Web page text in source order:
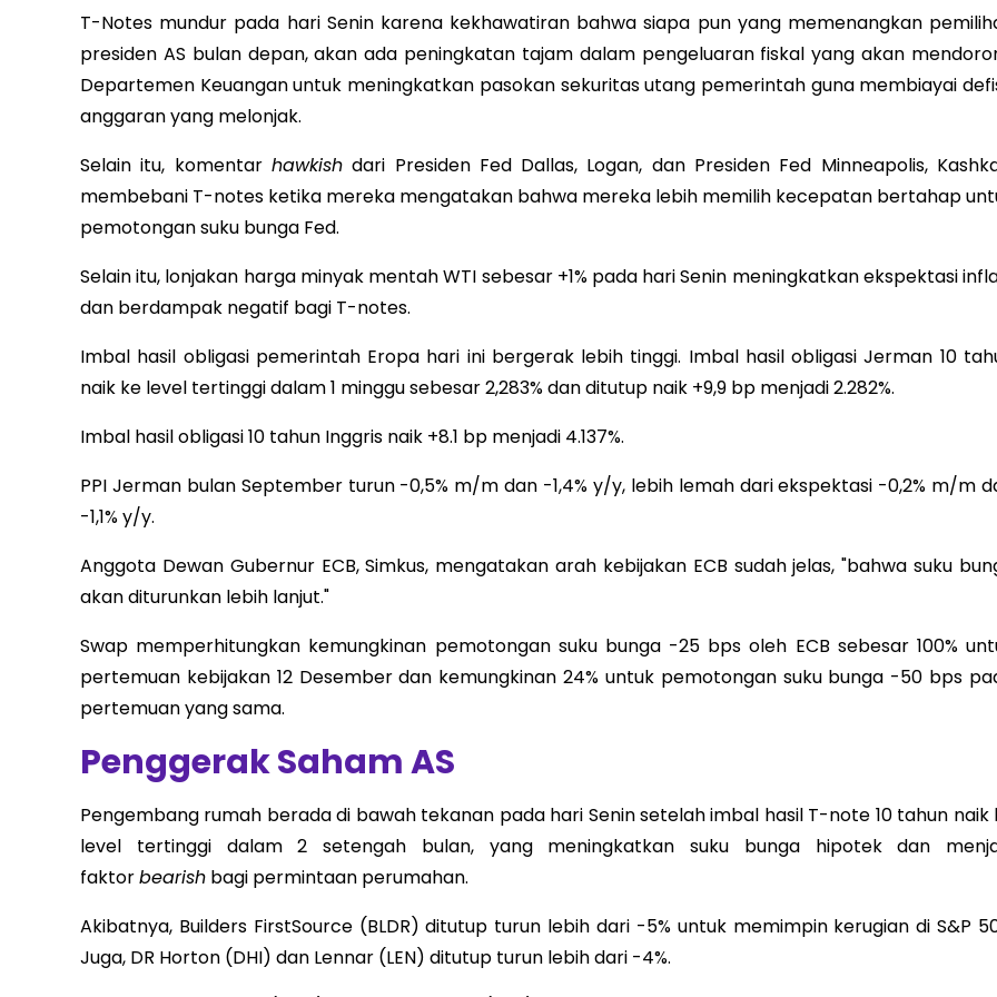
T-Notes mundur pada hari Senin karena kekhawatiran bahwa siapa pun yang memenangkan
presiden AS bulan depan, akan ada peningkatan tajam dalam pengeluaran fiskal yang akan
Departemen Keuangan untuk meningkatkan pasokan sekuritas utang pemerintah guna membiayai
anggaran yang melonjak.
Selain itu, komentar hawkishdari Presiden Fed Dallas, Logan, dan Presiden Fed Minneapolis,
membebani T-notes ketika mereka mengatakan bahwa mereka lebih memilih kecepatan bertahap
pemotongan suku bunga Fed.
Selain itu, lonjakan harga minyak mentah WTI sebesar +1% pada hari Senin meningkatkan ekspektasi
dan berdampak negatif bagi T-notes.
Imbal hasil obligasi pemerintah Eropa hari ini bergerak lebih tinggi. Imbal hasil obligasi Jerman 10
naik ke level tertinggi dalam 1 minggu sebesar 2,283% dan ditutup naik +9,9 bp menjadi 2.282%.
Imbal hasil obligasi 10 tahun Inggris naik +8.1 bp menjadi 4.137%.
PPI Jerman bulan September turun -0,5% m/m dan -1,4% y/y, lebih lemah dari ekspektasi -0,2% m/m
-1,1% y/y.
Anggota Dewan Gubernur ECB, Simkus, mengatakan arah kebijakan ECB sudah jelas, "bahwa suku
akan diturunkan lebih lanjut."
Swap memperhitungkan kemungkinan pemotongan suku bunga -25 bps oleh ECB sebesar 100%
pertemuan kebijakan 12 Desember dan kemungkinan 24% untuk pemotongan suku bunga -50 bps
pertemuan yang sama.
Penggerak Saham AS
Pengembang rumah berada di bawah tekanan pada hari Senin setelah imbal hasil T-note 10 tahun naik
level tertinggi dalam 2 setengah bulan, yang meningkatkan suku bunga hipotek dan
faktorbearish bagi permintaan perumahan.
Akibatnya, Builders FirstSource (BLDR) ditutup turun lebih dari -5% untuk memimpin kerugian di S&P
Juga, DR Horton (DHI) dan Lennar (LEN) ditutup turun lebih dari -4%.